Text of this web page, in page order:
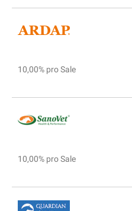
10,00% pro Sale
10,00% pro Sale